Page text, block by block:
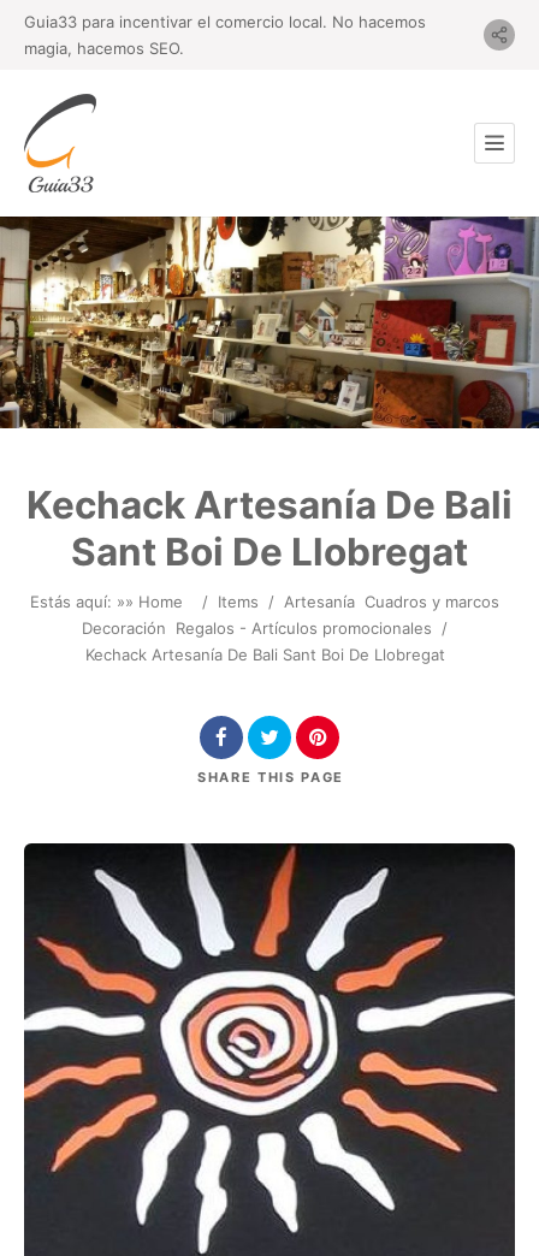
Guia33 para incentivar el comercio local. No hacemos
magia, hacemos SEO.
Kechack Artesanía De Bali
Sant Boi De Llobregat
Estás aquí: »» Home / Items / Artesanía Cuadros y marcos
Decoración
Regalos - Artículos promocionales /
Kechack Artesanía De Bali Sant Boi De Llobregat
SHARE THIS PAGE